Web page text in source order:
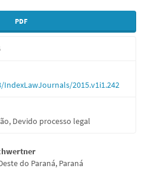
PDF
2015.v1i1.242
Devido processo legal
do Paraná, Paraná